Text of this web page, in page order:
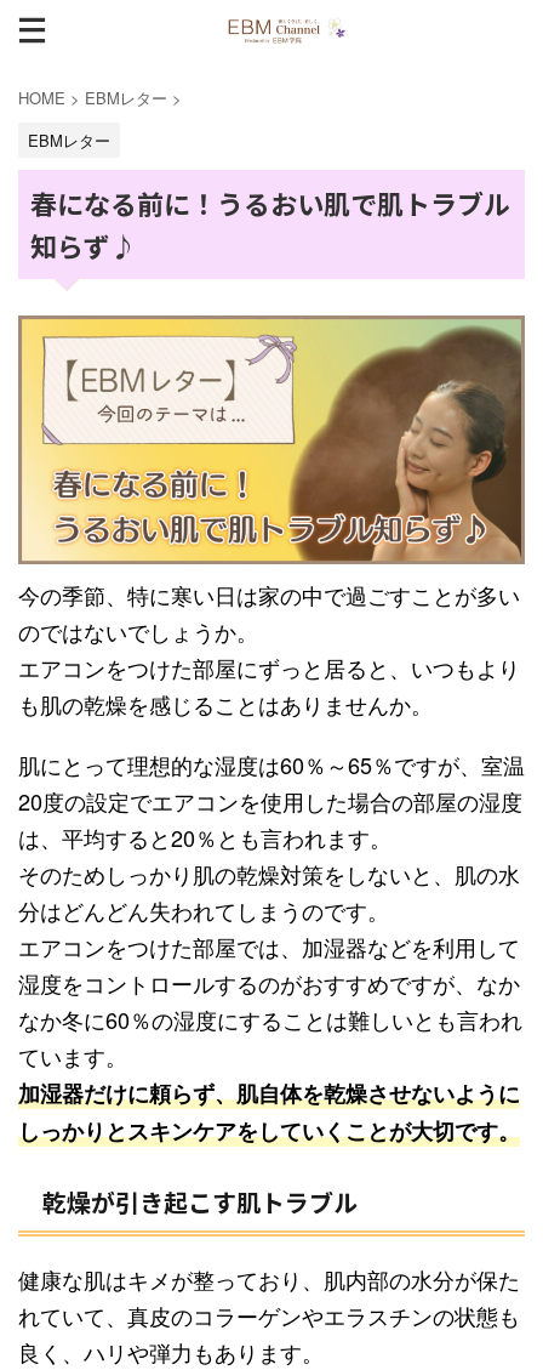
HOME > EBMレター >
EBMレター
春になる前に！うるおい肌で肌トラブル
知らず♪
今の季節、特に寒い日は家の中で過ごすことが多い
のではないでしょうか。
エアコンをつけた部屋にずっと居ると、いつもより
も肌の乾燥を感じることはありませんか。
肌にとって理想的な湿度は60％～65％ですが、室温
20度の設定でエアコンを使用した場合の部屋の湿度
は、平均すると20％とも言われます。
そのためしっかり肌の乾燥対策をしないと、肌の水
分はどんどん失われてしまうのです。
エアコンをつけた部屋では、加湿器などを利用して
湿度をコントロールするのがおすすめですが、なか
なか冬に60％の湿度にすることは難しいとも言われ
ています。
加湿器だけに頼らず、肌自体を乾燥させないように
しっかりとスキンケアをしていくことが大切です。
乾燥が引き起こす肌トラブル
健康な肌はキメが整っており、肌内部の水分が保た
れていて、真皮のコラーゲンやエラスチンの状態も
良く、ハリや弾力もあります。